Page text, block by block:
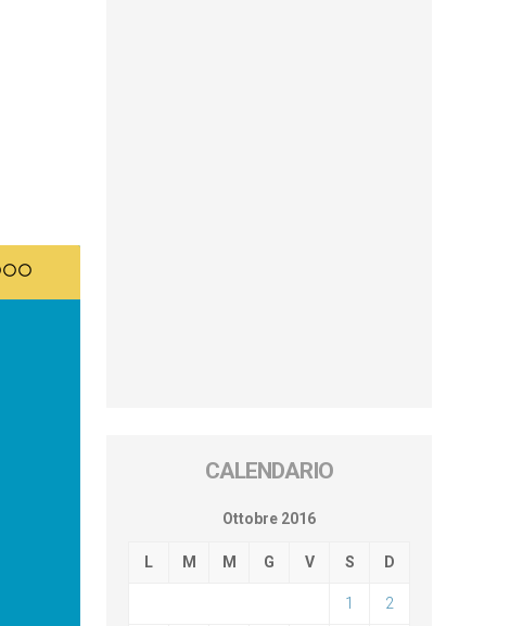
CALENDARIO
Ottobre 2016
L M M G V S D
1 2